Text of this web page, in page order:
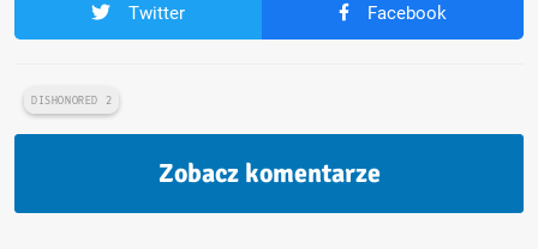
Twitter Facebook
DISHONORED 2
Zobacz komentarze